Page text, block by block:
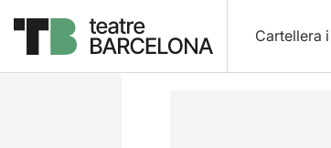
Cartellera
Descripció Fitxa artística